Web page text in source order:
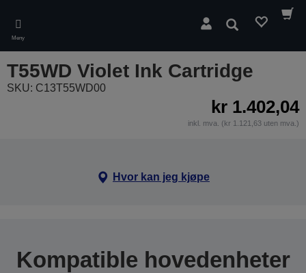
main
content
Meny
Søk
T55WD Violet Ink Cartridge
SKU: C13T55WD00
kr 1.402,04
inkl. mva. (kr 1.121,63 uten mva.)
Hvor kan jeg kjøpe
Kompatible hovedenheter